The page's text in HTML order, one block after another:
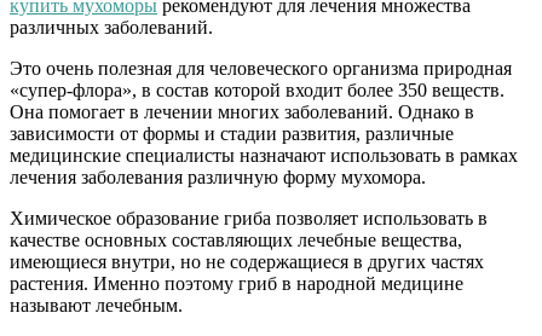
купить мухоморы рекомендуют для лечения множества
различных заболеваний.
Это очень полезная для человеческого организма природная
«супер-флора», в состав которой входит более 350 веществ.
Она помогает в лечении многих заболеваний. Однако в
зависимости от формы и стадии развития, различные
медицинские специалисты назначают использовать в рамках
лечения заболевания различную форму мухомора.
Химическое образование гриба позволяет использовать в
качестве основных составляющих лечебные вещества,
имеющиеся внутри, но не содержащиеся в других частях
растения. Именно поэтому гриб в народной медицине
называют лечебным.